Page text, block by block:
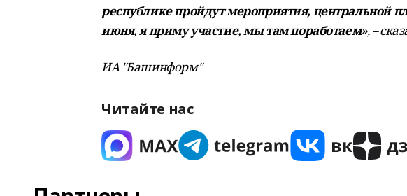
республике пройдут мероприятия, центральной
июня, я приму участие, мы там поработаем», –
ИА "Башинформ"
Читайте нас